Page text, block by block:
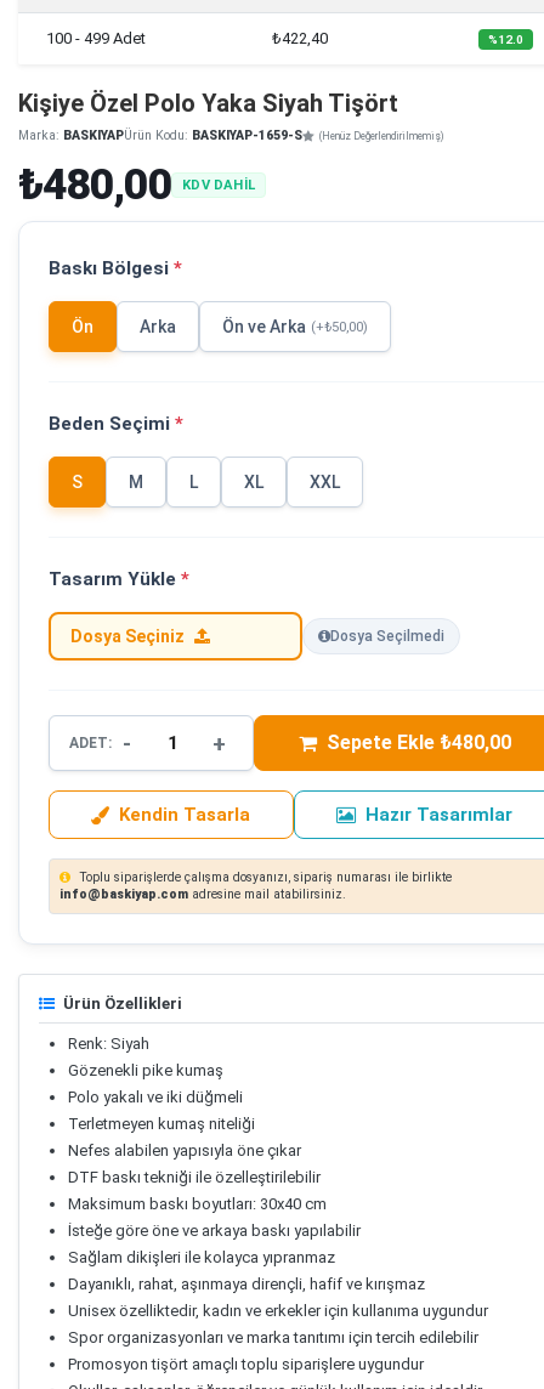
100 - 499 Adet ₺422,40 %12.0
Kişiye Özel Polo Yaka Siyah Tişört
Marka: BASKIYAPÜrün Kodu: BASKIYAP-1659-S (Henüz Değerlendirilmemiş)
₺480,00 KDV DAHİL
Baskı Bölgesi *
Ön Arka Ön ve Arka (+₺50,00)
Beden Seçimi *
S M L XL XXL
Tasarım Yükle *
Dosya Seçiniz Dosya Seçilmedi
ADET: - + Sepete Ekle ₺480,00
Kendin Tasarla Hazır Tasarımlar
Toplu siparişlerde çalışma dosyanızı, sipariş numarası ile birlikte
info@baskiyap.com adresine mail atabilirsiniz.
Ürün Özellikleri
Renk: Siyah
Gözenekli pike kumaş
Polo yakalı ve iki düğmeli
Terletmeyen kumaş niteliği
Nefes alabilen yapısıyla öne çıkar
DTF baskı tekniği ile özelleştirilebilir
Maksimum baskı boyutları: 30x40 cm
İsteğe göre öne ve arkaya baskı yapılabilir
Sağlam dikişleri ile kolayca yıpranmaz
Dayanıklı, rahat, aşınmaya dirençli, hafif ve kırışmaz
Unisex özelliktedir, kadın ve erkekler için kullanıma uygundur
Spor organizasyonları ve marka tanıtımı için tercih edilebilir
Promosyon tişört amaçlı toplu siparişlere uygundur